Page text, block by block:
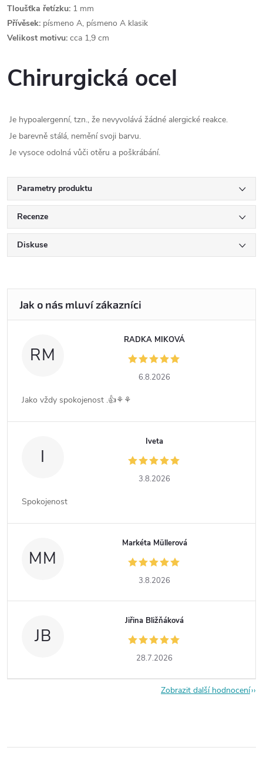
Tloušťka řetízku: 1 mm
Přívěsek: písmeno A, písmeno A klasik
Velikost motivu: cca 1,9 cm
Chirurgická ocel
Je hypoalergenní, tzn., že nevyvolává žádné alergické reakce.
Je barevně stálá, nemění svoji barvu.
Je vysoce odolná vůči otěru a poškrábání.
Parametry produktu
Recenze
Diskuse
RM
RADKA MIKOVÁ
6.8.2026
Jako vždy spokojenost .👍⚘️⚘️
I
Iveta
3.8.2026
Spokojenost
MM
Markéta Müllerová
3.8.2026
JB
Jiřina Bližňáková
28.7.2026
Zobrazit další hodnocení